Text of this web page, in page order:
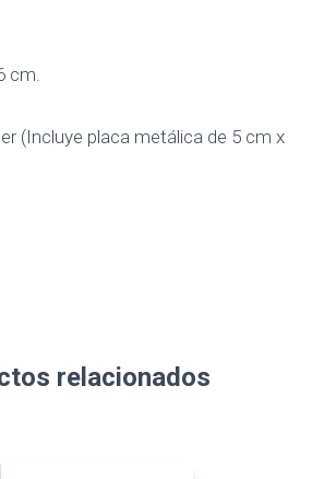
cm.
(Incluye placa metálica de 5 cm x
relacionados